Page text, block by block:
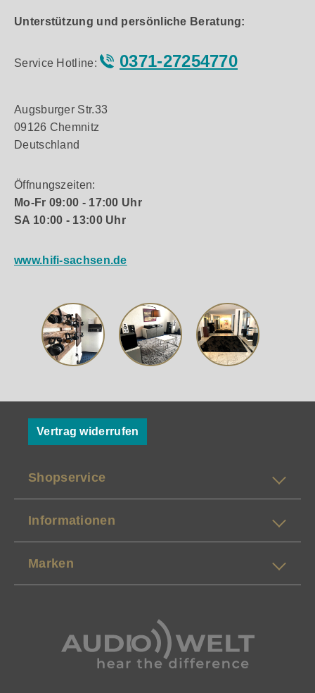
Unterstützung und persönliche Beratung:
Service Hotline: 0371-27254770
Augsburger Str.33
09126 Chemnitz
Deutschland
Öffnungszeiten:
Mo-Fr 09:00 - 17:00 Uhr
SA 10:00 - 13:00 Uhr
www.hifi-sachsen.de
Vertrag widerrufen
Shopservice
Informationen
Marken